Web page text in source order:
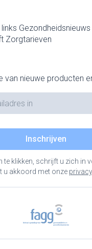
Gezondheidsnieuws
Zorgtarieven
van nieuwe producten
Inschrijven
te klikken, schrijft u zich in
u akkoord met onze